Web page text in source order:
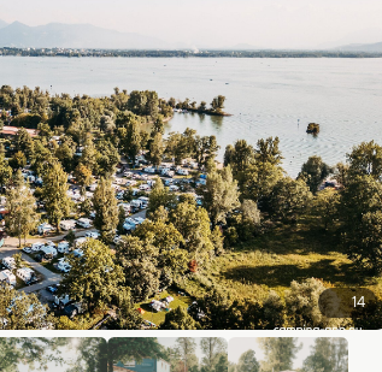
14